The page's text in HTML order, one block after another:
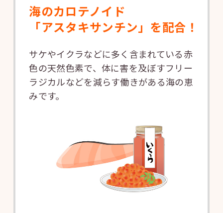
海のカロテノイド
「アスタキサンチン」を配合！
サケやイクラなどに多く含まれている赤
色の天然色素で、体に害を及ぼすフリー
ラジカルなどを減らす働きがある海の恵
みです。